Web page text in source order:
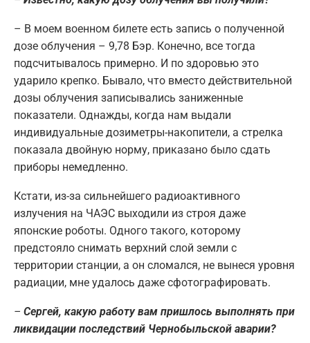
– В моем военном билете есть запись о полученной
дозе облучения – 9,78 Бэр. Конечно, все тогда
подсчитывалось примерно. И по здоровью это
ударило крепко. Бывало, что вместо действительной
дозы облучения записывались заниженные
показатели. Однажды, когда нам выдали
индивидуальные дозиметры-накопители, а стрелка
показала двойную норму, приказано было сдать
приборы немедленно.
Кстати, из-за сильнейшего радиоактивного
излучения на ЧАЭС выходили из строя даже
японские роботы. Одного такого, которому
предстояло снимать верхний слой земли с
территории станции, а он сломался, не вынеся уровня
радиации, мне удалось даже сфотографировать.
– Сергей, какую работу вам пришлось выполнять при
ликвидации последствий Чернобыльской аварии?